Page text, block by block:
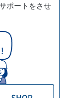
ポートをさせ